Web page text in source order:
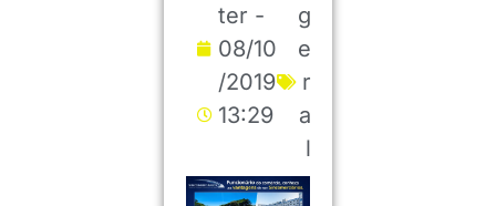
ter -
08/10
/2019
13:29
g
e
r
a
l